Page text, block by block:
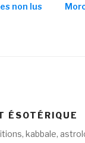
non lus
ÉSOTÉRIQUE
kabbale,